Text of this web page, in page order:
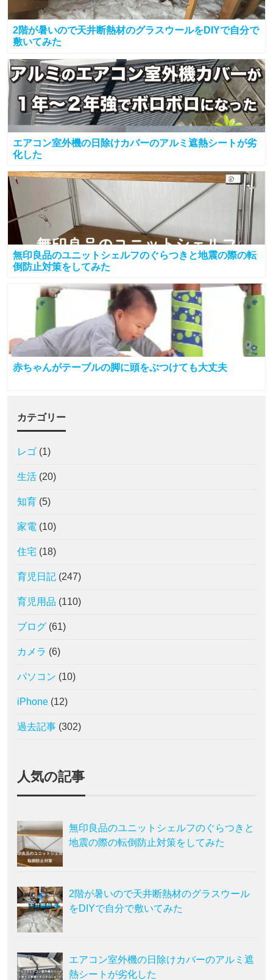
2階が暑いので天井断熱材のグラスウールをDIYで自分で
敷いてみた
エアコン室外機の日除けカバーのアルミ遮熱シートが劣
化した
無印良品のユニットシェルフのぐらつきと地震の際の転
倒防止対策をしてみた
赤ちゃんがテーブルの脚に頭をぶつけても大丈夫
カテゴリー
レゴ (1)
生活 (20)
知育 (5)
家電 (10)
住宅 (18)
育児日記 (247)
育児用品 (110)
ブログ (61)
カメラ (6)
パソコン (10)
iPhone (12)
過去記事 (302)
人気の記事
無印良品のユニットシェルフのぐらつきと
地震の際の転倒防止対策をしてみた
2階が暑いので天井断熱材のグラスウール
をDIYで自分で敷いてみた
エアコン室外機の日除けカバーのアルミ遮
熱シートが劣化した